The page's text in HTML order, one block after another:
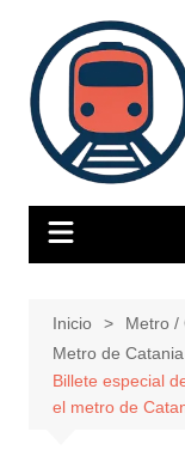
contenido
Inicio Metro /
Metro de
Billete especial
el metro de